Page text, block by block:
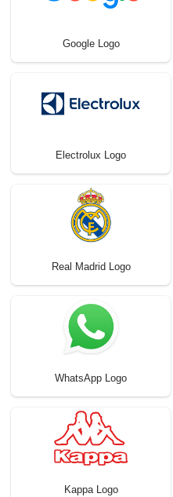
Google Logo
Electrolux Logo
Real Madrid Logo
WhatsApp Logo
Kappa Logo